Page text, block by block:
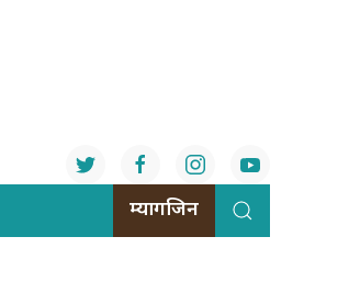
म्यागजिन